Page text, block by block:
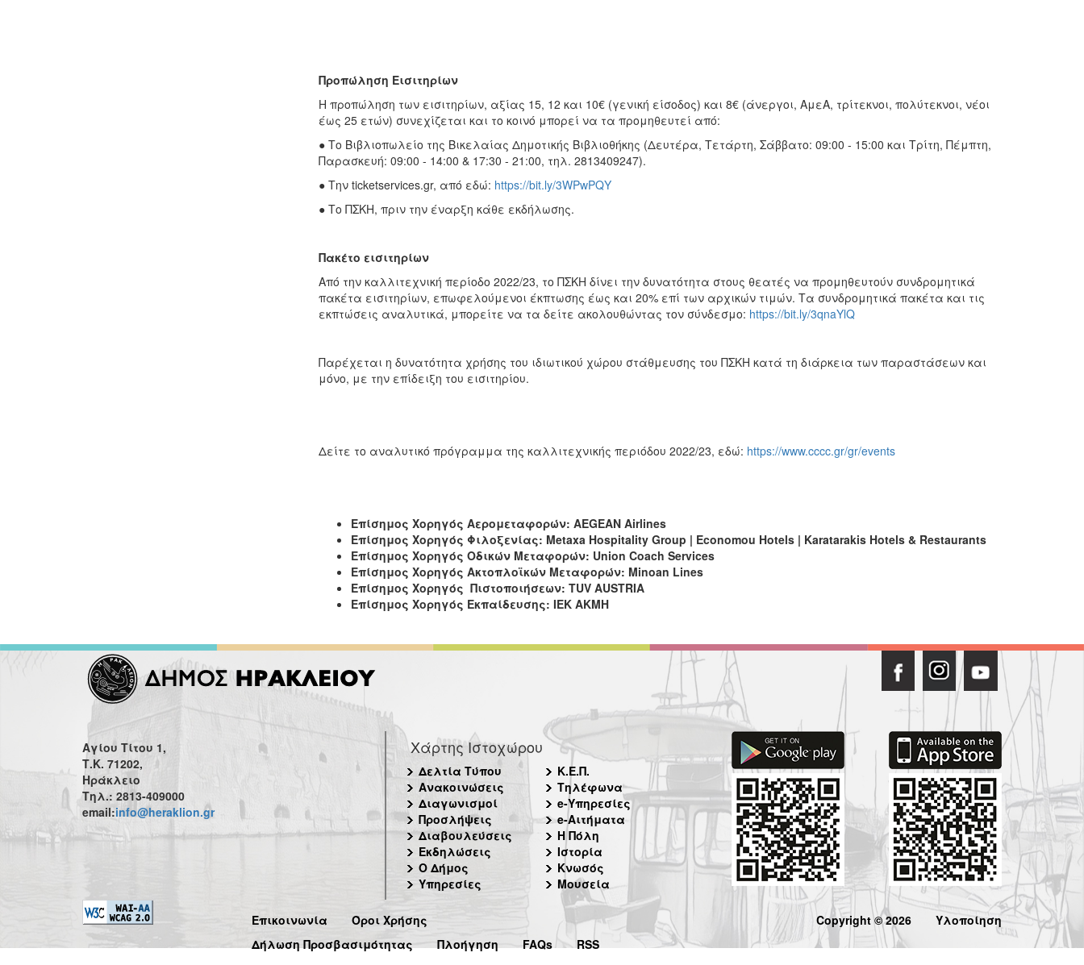
Προπώληση Εισιτηρίων
Η προπώληση των εισιτηρίων, αξίας 15, 12 και 10€ (γενική είσοδος) και 8€ (άνεργοι, ΑμεΑ, τρίτεκνοι, πολύτεκνοι, νέοι
έως 25 ετών) συνεχίζεται και το κοινό μπορεί να τα προμηθευτεί από:
● Το Βιβλιοπωλείο της Βικελαίας Δημοτικής Βιβλιοθήκης (Δευτέρα, Τετάρτη, Σάββατο: 09:00 - 15:00 και Τρίτη, Πέμπτη,
Παρασκευή: 09:00 - 14:00 & 17:30 - 21:00, τηλ. 2813409247).
● Την ticketservices.gr, από εδώ: https://bit.ly/3WPwPQY
● Το ΠΣΚΗ, πριν την έναρξη κάθε εκδήλωσης.
Πακέτο εισιτηρίων
Από την καλλιτεχνική περίοδο 2022/23, το ΠΣΚΗ δίνει την δυνατότητα στους θεατές να προμηθευτούν συνδρομητικά
πακέτα εισιτηρίων, επωφελούμενοι έκπτωσης έως και 20% επί των αρχικών τιμών. Τα συνδρομητικά πακέτα και τις
εκπτώσεις αναλυτικά, μπορείτε να τα δείτε ακολουθώντας τον σύνδεσμο: https://bit.ly/3qnaYlQ
Παρέχεται η δυνατότητα χρήσης του ιδιωτικού χώρου στάθμευσης του ΠΣΚΗ κατά τη διάρκεια των παραστάσεων και
μόνο, με την επίδειξη του εισιτηρίου.
Δείτε το αναλυτικό πρόγραμμα της καλλιτεχνικής περιόδου 2022/23, εδώ: https://www.cccc.gr/gr/events
Επίσημος Χορηγός Αερομεταφορών: AEGEAN Airlines
Επίσημος Χορηγός Φιλοξενίας: Metaxa Hospitality Group | Economou Hotels | Karatarakis Hotels & Restaurants
Επίσημος Χορηγός Οδικών Μεταφορών: Union Coach Services
Επίσημος Χορηγός Ακτοπλοϊκών Μεταφορών: Minoan Lines
Επίσημος Χορηγός Πιστοποιήσεων: TUV AUSTRIA
Επίσημος Χορηγός Εκπαίδευσης: ΙΕΚ ΑΚΜΗ
Αγίου Τίτου 1,
Τ.Κ. 71202,
Ηράκλειο
Τηλ.: 2813-409000
email:info@heraklion.gr
Χάρτης Ιστοχώρου
Δελτία Τύπου
Ανακοινώσεις
Διαγωνισμοί
Προσλήψεις
Διαβουλεύσεις
Εκδηλώσεις
Ο Δήμος
Υπηρεσίες
Κ.Ε.Π.
Τηλέφωνα
e-Υπηρεσίες
e-Αιτήματα
Η Πόλη
Ιστορία
Κνωσός
Μουσεία
Επικοινωνία
Όροι Χρήσης
Δήλωση Προσβασιμότητας
Πλοήγηση FAQs RSS
Copyright © 2026 Υλοποίηση